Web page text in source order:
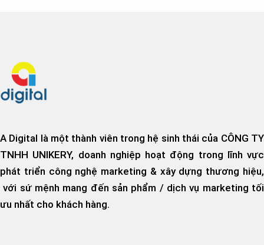
A Digital là một thành viên trong hệ sinh thái của CÔNG TY
TNHH UNIKERY, doanh nghiệp hoạt động trong lĩnh vực
phát triển công nghệ marketing & xây dựng thương hiệu,
với sứ mệnh mang đến sản phẩm / dịch vụ marketing tối
ưu nhất cho khách hàng.